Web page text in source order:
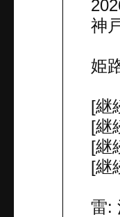
神
姫
[継
[継
[継
[継
雷: